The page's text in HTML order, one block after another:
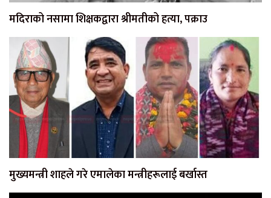
मदिराको नसामा शिक्षकद्वारा श्रीमतीको हत्या, पक्राउ
मुख्यमन्त्री शाहले गरे एमालेका मन्त्रीहरूलाई बर्खास्त